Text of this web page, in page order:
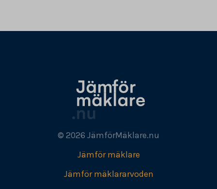
© 2026 JämförMäklare.nu
Jämför mäklare
Jämför mäklararvoden